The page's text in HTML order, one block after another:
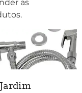
as